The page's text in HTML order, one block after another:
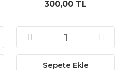
300,00 TL
Sepete Ekle